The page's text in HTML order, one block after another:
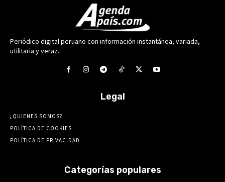
Periódico digital peruano con información instantánea, variada,
utilitaria y veraz.
Legal
¿QUIENES SOMOS?
POLÍTICA DE COOKIES
POLÍTICA DE PRIVACIDAD
Categorías populares